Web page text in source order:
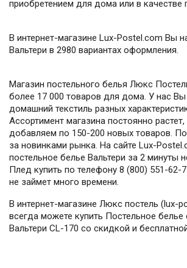
приобретением для дома или в качестве
В интернет-магазине Lux-Postel.com Вы
Вальтери в 2980 вариантах оформления.
Магазин постельного белья Люкс
более 17 000 товаров для дома. У нас Вы
домашний текстиль разных
Ассортимент магазина постоянно
добавляем по 150-200 новых товаров.
за новинками рынка. На сайте Lux-
постельное белье Вальтери за 2 минуты
Плед купить по телефону 8 (800) 551-62-
не займет много времени.
В интернет-магазине Люкс постель (lux-
всегда можете купить Постельное белье
Вальтери CL-170 со скидкой и